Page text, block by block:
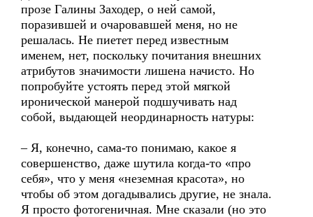
прозе Галины Заходер, о ней самой,
поразившей и очаровавшей меня, но не
решалась. Не пиетет перед известным
именем, нет, поскольку почитания внешних
атрибутов значимости лишена начисто. Но
попробуйте устоять перед этой мягкой
иронической манерой подшучивать над
собой, выдающей неординарность натуры:
– Я, конечно, сама-то понимаю, какое я
совершенство, даже шутила когда-то «про
себя», что у меня «неземная красота», но
чтобы об этом догадывались другие, не знала.
Я просто фотогеничная. Мне сказали (но это